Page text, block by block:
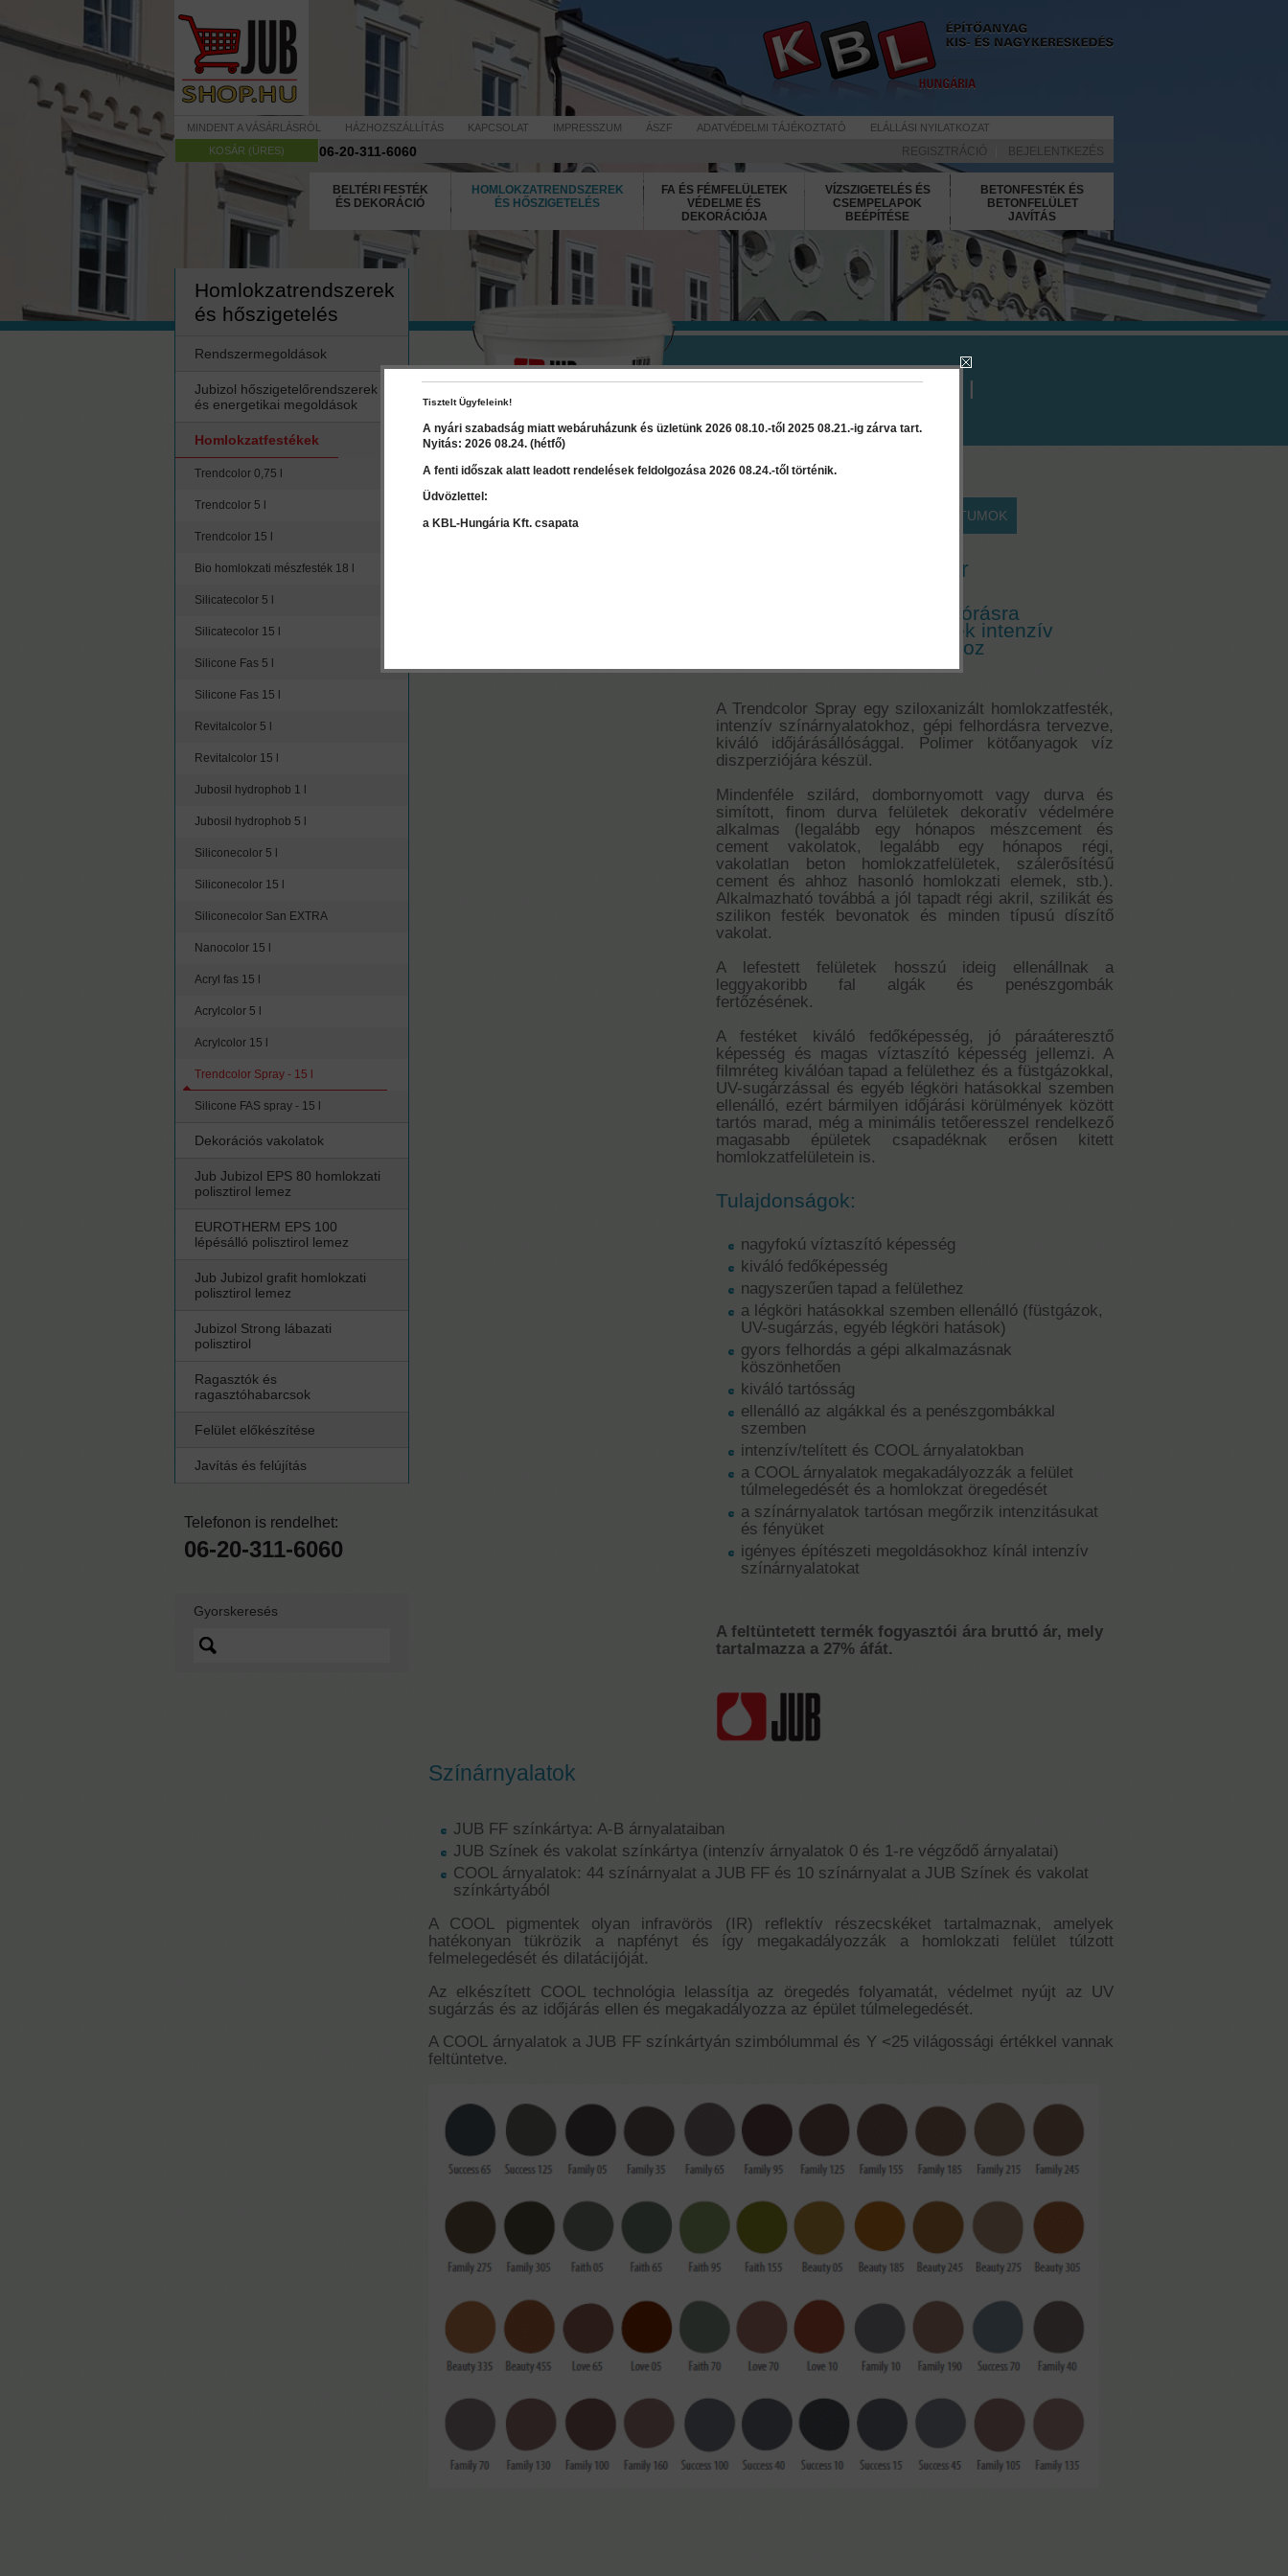
MINDENT A VÁSÁRLÁSRÓL HÁZHOZSZÁLLÍTÁS KAPCSOLAT IMPRESSZUM ÁSZF ADATVÉDELMI TÁJÉKOZTATÓ
ELÁLLÁSI NYILATKOZAT
KOSÁR (ÜRES)
06-20-311-6060 REGISZTRÁCIÓ BEJELENTKEZÉS
BELTÉRI FESTÉK
ÉS DEKORÁCIÓ
HOMLOKZATRENDSZEREK
ÉS HŐSZIGETELÉS
FA ÉS FÉMFELÜLETEK
VÉDELME ÉS
DEKORÁCIÓJA
VÍZSZIGETELÉS ÉS
CSEMPELAPOK
BEÉPÍTÉSE
BETONFESTÉK ÉS
BETONFELÜLET
JAVÍTÁS
Homlokzatrendszerek
és hőszigetelés
Rendszermegoldások
Jubizol hőszigetelőrendszerek
és energetikai megoldások
Homlokzatfestékek
Trendcolor 0,75 l
Trendcolor 5 l
Trendcolor 15 l
Bio homlokzati mészfesték 18 l
Silicatecolor 5 l
Silicatecolor 15 l
Silicone Fas 5 l
Silicone Fas 15 l
Revitalcolor 5 l
Revitalcolor 15 l
Jubosil hydrophob 1 l
Jubosil hydrophob 5 l
Siliconecolor 5 l
Siliconecolor 15 l
Siliconecolor San EXTRA
Nanocolor 15 l
Acryl fas 15 l
Acrylcolor 5 l
Acrylcolor 15 l
Trendcolor Spray - 15 l
Silicone FAS spray - 15 l
Dekorációs vakolatok
Jub Jubizol EPS 80 homlokzati
polisztirol lemez
EUROTHERM EPS 100
lépésálló polisztirol lemez
Jub Jubizol grafit homlokzati
polisztirol lemez
Jubizol Strong lábazati
polisztirol
Ragasztók és
ragasztóhabarcsok
Felület előkészítése
Javítás és felújítás
Telefonon is rendelhet:
06-20-311-6060
Gyorskeresés
Trendcolor Spray - 15 l
DOKUMENTUMOK
Trendcolor spray - 15 liter
Sziloxános szálerősített szórásra
kifejlesztett homlokzatfesték intenzív
színekhez, gépi felhordáshoz
A Trendcolor Spray egy sziloxanizált homlokzatfesték,
intenzív színárnyalatokhoz, gépi felhordásra tervezve,
kiváló időjárásállósággal. Polimer kötőanyagok víz
diszperziójára készül.
Mindenféle szilárd, dombornyomott vagy durva és
simított, finom durva felületek dekoratív védelmére
alkalmas (legalább egy hónapos mészcement és
cement vakolatok, legalább egy hónapos régi,
vakolatlan beton homlokzatfelületek, szálerősítésű
cement és ahhoz hasonló homlokzati elemek, stb.).
Alkalmazható továbbá a jól tapadt régi akril, szilikát és
szilikon festék bevonatok és minden típusú díszítő
vakolat.
A lefestett felületek hosszú ideig ellenállnak a
leggyakoribb fal algák és penészgombák
fertőzésének.
A festéket kiváló fedőképesség, jó páraáteresztő
képesség és magas víztaszító képesség jellemzi. A
filmréteg kiválóan tapad a felülethez és a füstgázokkal,
UV-sugárzással és egyéb légköri hatásokkal szemben
ellenálló, ezért bármilyen időjárási körülmények között
tartós marad, még a minimális tetőeresszel rendelkező
magasabb épületek csapadéknak erősen kitett
homlokzatfelületein is.
Tulajdonságok:
nagyfokú víztaszító képesség
kiváló fedőképesség
nagyszerűen tapad a felülethez
a légköri hatásokkal szemben ellenálló (füstgázok,
UV-sugárzás, egyéb légköri hatások)
gyors felhordás a gépi alkalmazásnak
köszönhetően
kiváló tartósság
ellenálló az algákkal és a penészgombákkal
szemben
intenzív/telített és COOL árnyalatokban
a COOL árnyalatok megakadályozzák a felület
túlmelegedését és a homlokzat öregedését
a színárnyalatok tartósan megőrzik intenzitásukat
és fényüket
igényes építészeti megoldásokhoz kínál intenzív
színárnyalatokat
A feltüntetett termék fogyasztói ára bruttó ár, mely
tartalmazza a 27% áfát.
Ár:36 740 Ft
Válasszon mennyiséget:
Színárnyalatok
JUB FF színkártya: A-B árnyalataiban
JUB Színek és vakolat színkártya (intenzív árnyalatok 0 és 1-re végződő árnyalatai)
COOL árnyalatok: 44 színárnyalat a JUB FF és 10 színárnyalat a JUB Színek és vakolat
színkártyából
A COOL pigmentek olyan infravörös (IR) reflektív részecskéket tartalmaznak, amelyek
hatékonyan tükrözik a napfényt és így megakadályozzák a homlokzati felület túlzott
felmelegedését és dilatácijóját.
Az elkészített COOL technológia lelassítja az öregedés folyamatát, védelmet nyújt az UV
sugárzás és az időjárás ellen és megakadályozza az épület túlmelegedését.
A COOL árnyalatok a JUB FF színkártyán szimbólummal és Y <25 világossági értékkel vannak
feltüntetve.
Tisztelt Ügyfeleink!
A nyári szabadság miatt webáruházunk és üzletünk 2026 08.10.-től 2025 08.21.-ig zárva tart.
Nyitás: 2026 08.24. (hétfő)
A fenti időszak alatt leadott rendelések feldolgozása 2026 08.24.-től történik.
Üdvözlettel:
a KBL-Hungária Kft. csapata